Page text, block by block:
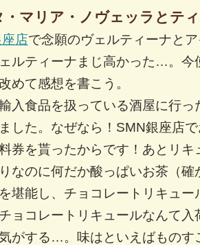
・マリア・ノヴェッラとテ
店で念願のヴェルティーナと
ルティーナまじ高かった…。今
めて感想を書こう。
入食品を扱っている酒屋に行
した。なぜなら！SMN銀座店
券を貰ったからです！あとリ
なのに何だか酸っぱいお茶（
堪能し、チョコレートリキュ
ョコレートリキュールなんて
がする…。味はといえばものす